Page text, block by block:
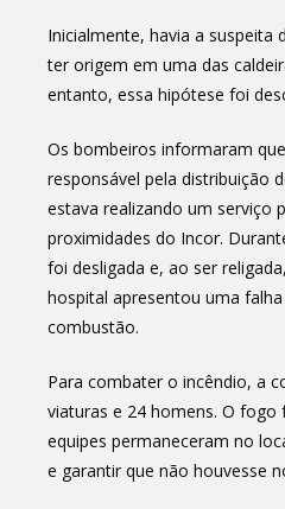
Inicialmente, havia a suspeita
ter origem em uma das
entanto, essa hipótese foi
Os bombeiros informaram
responsável pela distribuição
estava realizando um serviço
proximidades do Incor.
foi desligada e, ao ser
hospital apresentou uma
combustão.
Para combater o incêndio, a
viaturas e 24 homens. O fogo
equipes permaneceram no
e garantir que não houvesse